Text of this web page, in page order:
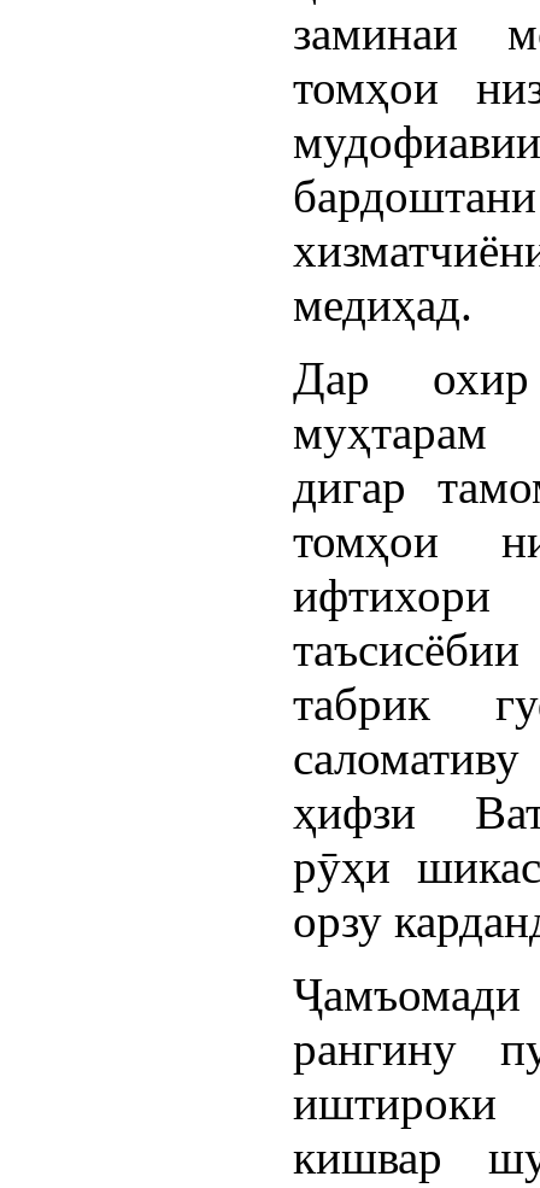
заминаи
томҳои
медиҳад.
Дар охир
дигар
томҳои
табрик
ҳифзи
рӯҳи
орзу
рангину
иштироки
кишвар